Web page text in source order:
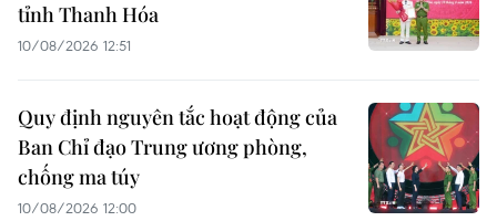
tỉnh Thanh Hóa
10/08/2026 12:51
Quy định nguyên tắc hoạt động của
Ban Chỉ đạo Trung ương phòng,
chống ma túy
10/08/2026 12:00